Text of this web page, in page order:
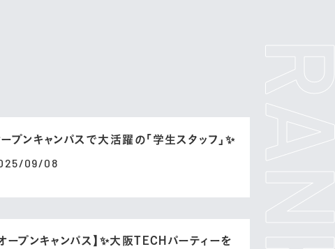
プンキャンパスで大活躍の「学生スタッフ」✨
09/08
オープンキャンパス】✨大阪TECHパーティーを